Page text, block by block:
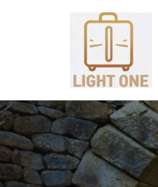
건
너
뛰
기